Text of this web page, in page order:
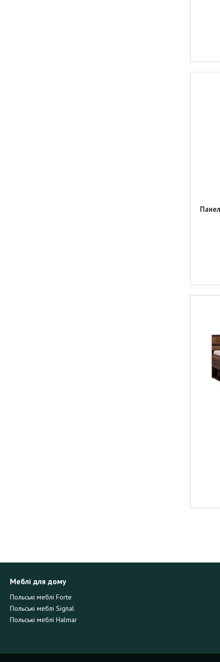
Меблі для дому
Польські меблі Forte
Польські меблі Signal
Польські меблі Halmar